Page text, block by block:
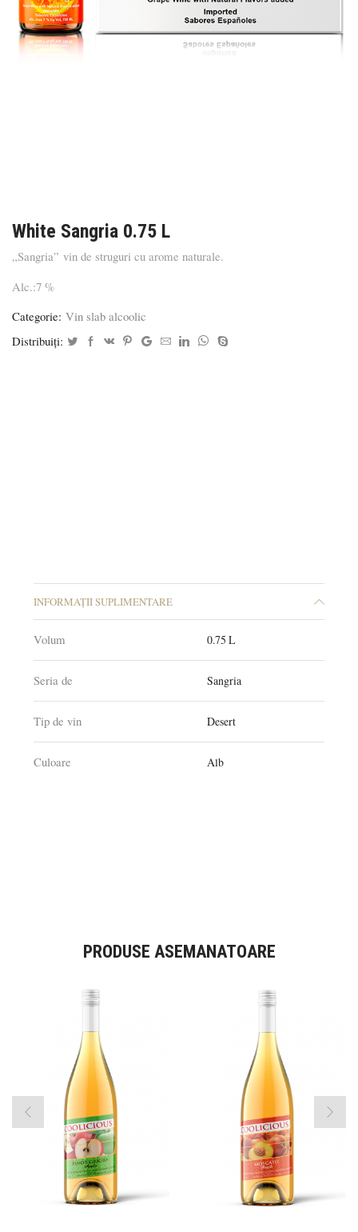
White Sangria 0.75 L
„Sangria” vin de struguri cu arome naturale.
Alc.:7 %
Categorie: Vin slab alcoolic
Distribuiți:
INFORMAȚII SUPLIMENTARE
Volum 0.75 L
Seria de Sangria
Tip de vin Desert
Culoare Alb
PRODUSE ASEMANATOARE